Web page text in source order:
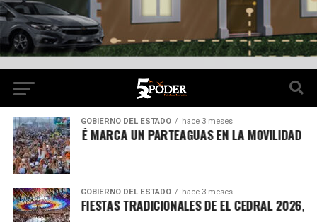
GOBIERNO DEL ESTADO hace 3 meses
NICHUPTÉ MARCA UN PARTEAGUAS EN LA MOVILIDAD Y
GOBIERNO DEL ESTADO hace 3 meses
LAS FIESTAS TRADICIONALES DE EL CEDRAL 2026,